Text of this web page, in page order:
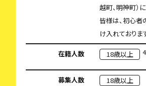
越町、明神町）
皆様は、初心
け入れておりま
在籍人数 18歳以上
募集人数
18歳以上